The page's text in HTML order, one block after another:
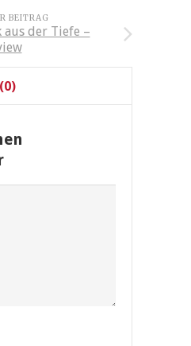
BEITRAG
aus der Tiefe –
(0)